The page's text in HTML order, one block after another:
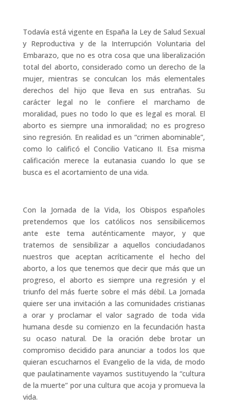
Todavía está vigente en España la Ley de Salud Sexual
y Reproductiva y de la Interrupción Voluntaria del
Embarazo, que no es otra cosa que una liberalización
total del aborto, considerado como un derecho de la
mujer, mientras se conculcan los más elementales
derechos del hijo que lleva en sus entrañas. Su
carácter legal no le confiere el marchamo de
moralidad, pues no todo lo que es legal es moral. El
aborto es siempre una inmoralidad; no es progreso
sino regresión. En realidad es un “crimen abominable”,
como lo calificó el Concilio Vaticano II. Esa misma
calificación merece la eutanasia cuando lo que se
busca es el acortamiento de una vida.
Con la Jornada de la Vida, los Obispos españoles
pretendemos que los católicos nos sensibilicemos
ante este tema auténticamente mayor, y que
tratemos de sensibilizar a aquellos conciudadanos
nuestros que aceptan acríticamente el hecho del
aborto, a los que tenemos que decir que más que un
progreso, el aborto es siempre una regresión y el
triunfo del más fuerte sobre el más débil. La Jornada
quiere ser una invitación a las comunidades cristianas
a orar y proclamar el valor sagrado de toda vida
humana desde su comienzo en la fecundación hasta
su ocaso natural. De la oración debe brotar un
compromiso decidido para anunciar a todos los que
quieran escucharnos el Evangelio de la vida, de modo
que paulatinamente vayamos sustituyendo la “cultura
de la muerte” por una cultura que acoja y promueva la
vida.